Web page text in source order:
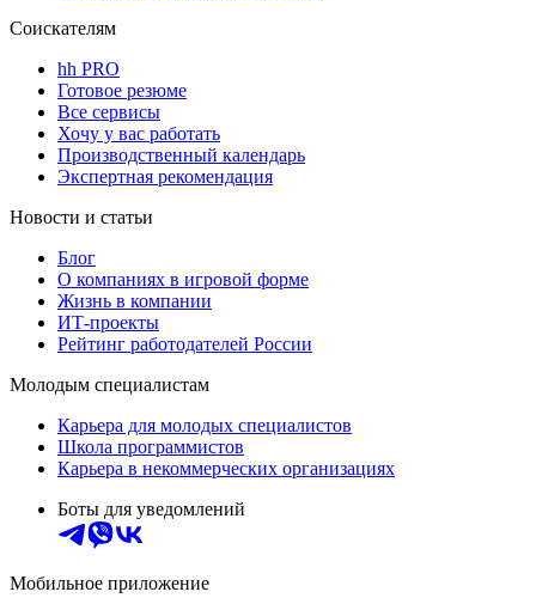
Соискателям
hh PRO
Готовое резюме
Все сервисы
Хочу у вас работать
Производственный календарь
Экспертная рекомендация
Новости и статьи
Блог
О компаниях в игровой форме
Жизнь в компании
ИТ-проекты
Рейтинг работодателей России
Молодым специалистам
Карьера для молодых специалистов
Школа программистов
Карьера в некоммерческих организациях
Боты для уведомлений
Мобильное приложение